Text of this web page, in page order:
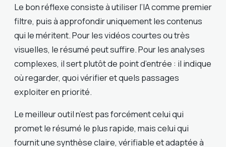
Le bon réflexe consiste à utiliser l’IA comme premier
filtre, puis à approfondir uniquement les contenus
qui le méritent. Pour les vidéos courtes ou très
visuelles, le résumé peut suffire. Pour les analyses
complexes, il sert plutôt de point d’entrée : il indique
où regarder, quoi vérifier et quels passages
exploiter en priorité.
Le meilleur outil n’est pas forcément celui qui
promet le résumé le plus rapide, mais celui qui
fournit une synthèse claire, vérifiable et adaptée à